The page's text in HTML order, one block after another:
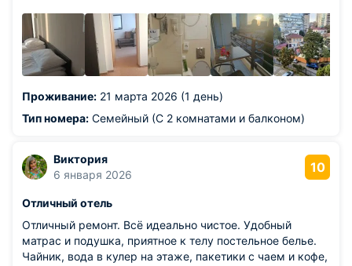
детей заезд. И ковролин местами был в пятнах. Ну и
перила на балконе не окрашены. Можно покрасить
облагородить. В шведской линии запах смущал, был
Столбовский и неприятный. Раздача блюд тоже
перекусить. Вкус каши понравился, компот и сосиски
брала - тоже неплохие. Дети ели всё)
Проживание: 21 марта 2026 (1 день)
Тип номера: Семейный (С 2 комнатами и балконом)
Виктория
6 января 2026
10
Отличный отель
Отличный ремонт. Всё идеально чистое. Удобный
матрас и подушка, приятное к телу постельное белье.
Чайник, вода в кулер на этаже, пакетики с чаем и кофе,